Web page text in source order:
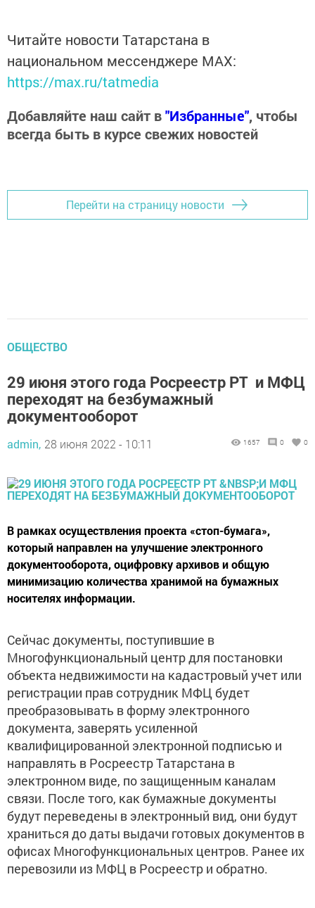
Читайте новости Татарстана в
национальном мессенджере MАХ:
https://max.ru/tatmedia
Добавляйте наш сайт в"Избранные", чтобы
всегда быть в курсе свежих новостей
Перейти на страницу новости
ОБЩЕСТВО
29 июня этого года Росреестр РТ и МФЦ
переходят на безбумажный
документооборот
admin, 28 июня 2022 - 10:11 1657 0 0
В рамках осуществления проекта «стоп-бумага»,
который направлен на улучшение электронного
документооборота, оцифровку архивов и общую
минимизацию количества хранимой на бумажных
носителях информации.
Сейчас документы, поступившие в
Многофункциональный центр для постановки
объекта недвижимости на кадастровый учет или
регистрации прав сотрудник МФЦ будет
преобразовывать в форму электронного
документа, заверять усиленной
квалифицированной электронной подписью и
направлять в Росреестр Татарстана в
электронном виде, по защищенным каналам
связи. После того, как бумажные документы
будут переведены в электронный вид, они будут
храниться до даты выдачи готовых документов в
офисах Многофункциональных центров. Ранее их
перевозили из МФЦ в Росреестр и обратно.